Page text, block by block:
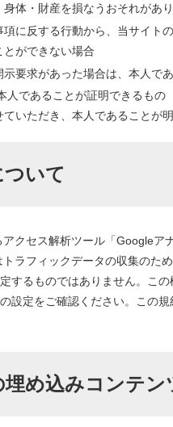
体・財産を損なうおそれがあ
に反する行動から、当サイト
とができない場合
要求があった場合は、本人で
であることが証明できるもの
いただき、本人であることが
いて
クセス解析ツール「Googleア
ラフィックデータの収集のた
するものではありません。こ
設定をご確認ください。この
め込みコンテン